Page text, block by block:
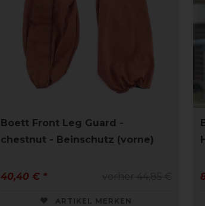
Boett Front Leg Guard -
chestnut - Beinschutz (vorne)
40,40 € *
ARTIKEL MERKEN